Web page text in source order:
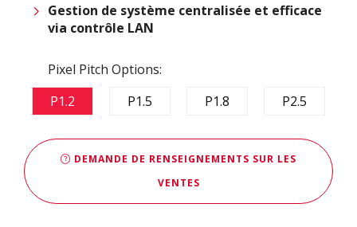
Gestion de système centralisée et efficace
via contrôle LAN
Pixel Pitch Options:
P1.2
P1.5 P1.8 P2.5
DEMANDE DE RENSEIGNEMENTS SUR LES
VENTES